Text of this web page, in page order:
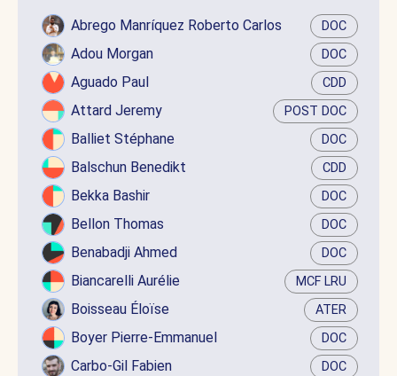
Abrego Manríquez Roberto Carlos DOC
Adou Morgan DOC
Aguado Paul CDD
Attard Jeremy POST DOC
Balliet Stéphane DOC
Balschun Benedikt CDD
Bekka Bashir DOC
Bellon Thomas DOC
Benabadji Ahmed DOC
Biancarelli Aurélie MCF LRU
Boisseau Éloïse ATER
Boyer Pierre-Emmanuel DOC
Carbo-Gil Fabien DOC